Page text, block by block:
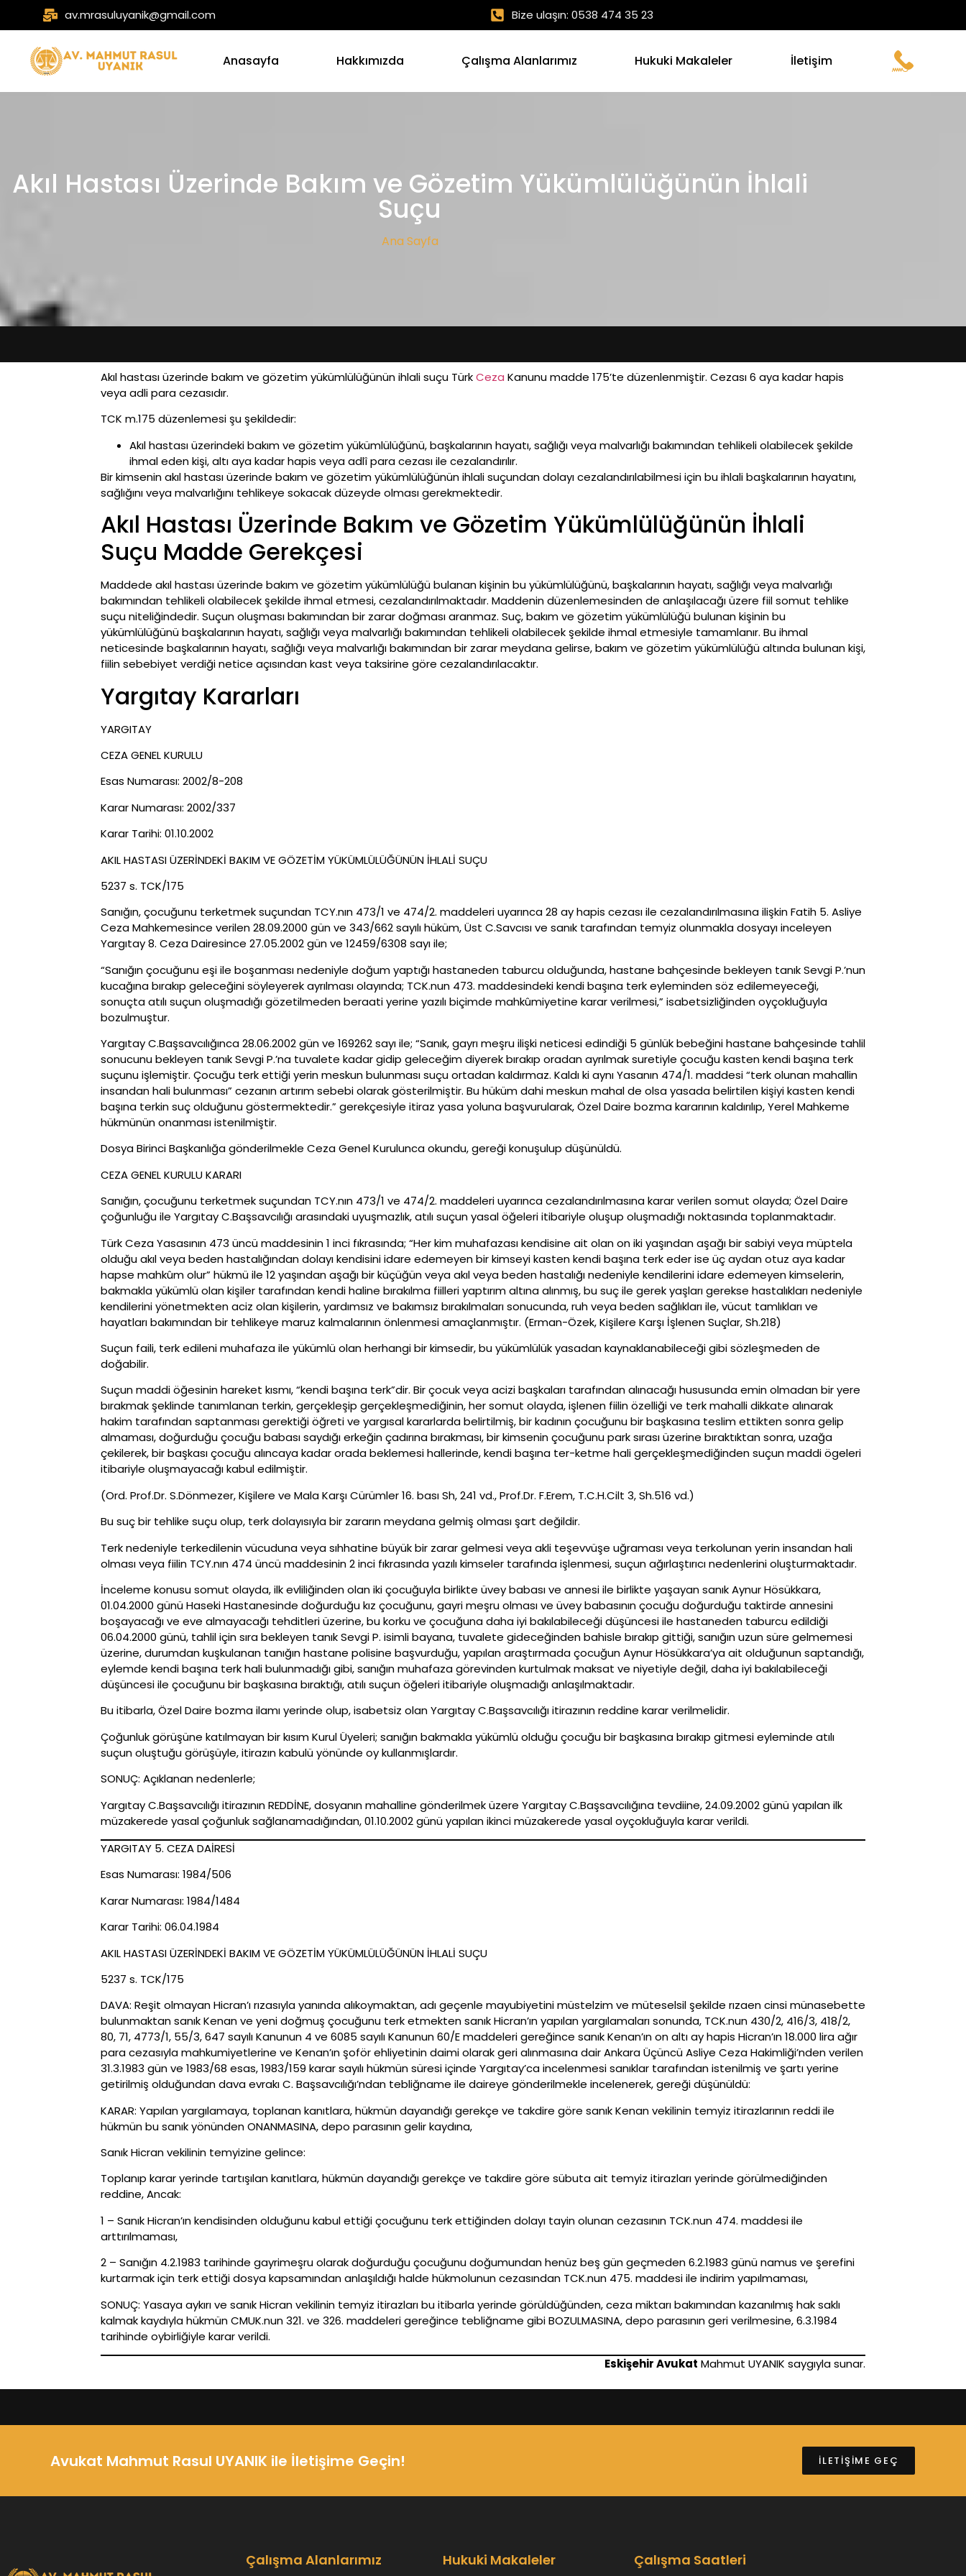
av.mrasuluyanik@gmail.com Bize ulaşın: 0538 474 35 23
Anasayfa Hakkımızda Çalışma Alanlarımız Hukuki Makaleler İletişim
Akıl Hastası Üzerinde Bakım ve Gözetim Yükümlülüğünün İhlali
Suçu
Ana Sayfa
Akıl hastası üzerinde bakım ve gözetim yükümlülüğünün ihlali suçu TürkCeza Kanunu madde 175’te düzenlenmiştir. Cezası 6 aya kadar hapis
veya adli para cezasıdır.
TCK m.175 düzenlemesi şu şekildedir:
Akıl hastası üzerindeki bakım ve gözetim yükümlülüğünü, başkalarının hayatı, sağlığı veya malvarlığı bakımından tehlikeli olabilecek şekilde
ihmal eden kişi, altı aya kadar hapis veya adlî para cezası ile cezalandırılır.
Bir kimsenin akıl hastası üzerinde bakım ve gözetim yükümlülüğünün ihlali suçundan dolayı cezalandırılabilmesi için bu ihlali başkalarının hayatını,
sağlığını veya malvarlığını tehlikeye sokacak düzeyde olması gerekmektedir.
Akıl Hastası Üzerinde Bakım ve Gözetim Yükümlülüğünün İhlali
Suçu Madde Gerekçesi
Maddede akıl hastası üzerinde bakım ve gözetim yükümlülüğü bulanan kişinin bu yükümlülüğünü, başkalarının hayatı, sağlığı veya malvarlığı
bakımından tehlikeli olabilecek şekilde ihmal etmesi, cezalandırılmaktadır. Maddenin düzenlemesinden de anlaşılacağı üzere fiil somut tehlike
suçu niteliğindedir. Suçun oluşması bakımından bir zarar doğması aranmaz. Suç, bakım ve gözetim yükümlülüğü bulunan kişinin bu
yükümlülüğünü başkalarının hayatı, sağlığı veya malvarlığı bakımından tehlikeli olabilecek şekilde ihmal etmesiyle tamamlanır. Bu ihmal
neticesinde başkalarının hayatı, sağlığı veya malvarlığı bakımından bir zarar meydana gelirse, bakım ve gözetim yükümlülüğü altında bulunan kişi,
fiilin sebebiyet verdiği netice açısından kast veya taksirine göre cezalandırılacaktır.
Yargıtay Kararları
YARGITAY
CEZA GENEL KURULU
Esas Numarası: 2002/8-208
Karar Numarası: 2002/337
Karar Tarihi: 01.10.2002
AKIL HASTASI ÜZERİNDEKİ BAKIM VE GÖZETİM YÜKÜMLÜLÜĞÜNÜN İHLALİ SUÇU
5237 s. TCK/175
Sanığın, çocuğunu terketmek suçundan TCY.nın 473/1 ve 474/2. maddeleri uyarınca 28 ay hapis cezası ile cezalandırılmasına ilişkin Fatih 5. Asliye
Ceza Mahkemesince verilen 28.09.2000 gün ve 343/662 sayılı hüküm, Üst C.Savcısı ve sanık tarafından temyiz olunmakla dosyayı inceleyen
Yargıtay 8. Ceza Dairesince 27.05.2002 gün ve 12459/6308 sayı ile;
“Sanığın çocuğunu eşi ile boşanması nedeniyle doğum yaptığı hastaneden taburcu olduğunda, hastane bahçesinde bekleyen tanık Sevgi P.’nun
kucağına bırakıp geleceğini söyleyerek ayrılması olayında; TCK.nun 473. maddesindeki kendi başına terk eyleminden söz edilemeyeceği,
sonuçta atılı suçun oluşmadığı gözetilmeden beraati yerine yazılı biçimde mahkûmiyetine karar verilmesi,” isabetsizliğinden oyçokluğuyla
bozulmuştur.
Yargıtay C.Başsavcılığınca 28.06.2002 gün ve 169262 sayı ile; “Sanık, gayrı meşru ilişki neticesi edindiği 5 günlük bebeğini hastane bahçesinde tahlil
sonucunu bekleyen tanık Sevgi P.’na tuvalete kadar gidip geleceğim diyerek bırakıp oradan ayrılmak suretiyle çocuğu kasten kendi başına terk
suçunu işlemiştir. Çocuğu terk ettiği yerin meskun bulunması suçu ortadan kaldırmaz. Kaldı ki aynı Yasanın 474/1. maddesi “terk olunan mahallin
insandan hali bulunması” cezanın artırım sebebi olarak gösterilmiştir. Bu hüküm dahi meskun mahal de olsa yasada belirtilen kişiyi kasten kendi
başına terkin suç olduğunu göstermektedir.” gerekçesiyle itiraz yasa yoluna başvurularak, Özel Daire bozma kararının kaldırılıp, Yerel Mahkeme
hükmünün onanması istenilmiştir.
Dosya Birinci Başkanlığa gönderilmekle Ceza Genel Kurulunca okundu, gereği konuşulup düşünüldü.
CEZA GENEL KURULU KARARI
Sanığın, çocuğunu terketmek suçundan TCY.nın 473/1 ve 474/2. maddeleri uyarınca cezalandırılmasına karar verilen somut olayda; Özel Daire
çoğunluğu ile Yargıtay C.Başsavcılığı arasındaki uyuşmazlık, atılı suçun yasal öğeleri itibariyle oluşup oluşmadığı noktasında toplanmaktadır.
Türk Ceza Yasasının 473 üncü maddesinin 1 inci fıkrasında; “Her kim muhafazası kendisine ait olan on iki yaşından aşağı bir sabiyi veya müptela
olduğu akıl veya beden hastalığından dolayı kendisini idare edemeyen bir kimseyi kasten kendi başına terk eder ise üç aydan otuz aya kadar
hapse mahkûm olur” hükmü ile 12 yaşından aşağı bir küçüğün veya akıl veya beden hastalığı nedeniyle kendilerini idare edemeyen kimselerin,
bakmakla yükümlü olan kişiler tarafından kendi haline bırakılma fiilleri yaptırım altına alınmış, bu suç ile gerek yaşları gerekse hastalıkları nedeniyle
kendilerini yönetmekten aciz olan kişilerin, yardımsız ve bakımsız bırakılmaları sonucunda, ruh veya beden sağlıkları ile, vücut tamlıkları ve
hayatları bakımından bir tehlikeye maruz kalmalarının önlenmesi amaçlanmıştır. (Erman-Özek, Kişilere Karşı İşlenen Suçlar, Sh.218)
Suçun faili, terk edileni muhafaza ile yükümlü olan herhangi bir kimsedir, bu yükümlülük yasadan kaynaklanabileceği gibi sözleşmeden de
doğabilir.
Suçun maddi öğesinin hareket kısmı, “kendi başına terk”dir. Bir çocuk veya acizi başkaları tarafından alınacağı hususunda emin olmadan bir yere
bırakmak şeklinde tanımlanan terkin, gerçekleşip gerçekleşmediğinin, her somut olayda, işlenen fiilin özelliği ve terk mahalli dikkate alınarak
hakim tarafından saptanması gerektiği öğreti ve yargısal kararlarda belirtilmiş, bir kadının çocuğunu bir başkasına teslim ettikten sonra gelip
almaması, doğurduğu çocuğu babası saydığı erkeğin çadırına bırakması, bir kimsenin çocuğunu park sırası üzerine bıraktıktan sonra, uzağa
çekilerek, bir başkası çocuğu alıncaya kadar orada beklemesi hallerinde, kendi başına ter-ketme hali gerçekleşmediğinden suçun maddi ögeleri
itibariyle oluşmayacağı kabul edilmiştir.
(Ord. Prof.Dr. S.Dönmezer, Kişilere ve Mala Karşı Cürümler 16. bası Sh, 241 vd., Prof.Dr. F.Erem, T.C.H.Cilt 3, Sh.516 vd.)
Bu suç bir tehlike suçu olup, terk dolayısıyla bir zararın meydana gelmiş olması şart değildir.
Terk nedeniyle terkedilenin vücuduna veya sıhhatine büyük bir zarar gelmesi veya akli teşevvüşe uğraması veya terkolunan yerin insandan hali
olması veya fiilin TCY.nın 474 üncü maddesinin 2 inci fıkrasında yazılı kimseler tarafında işlenmesi, suçun ağırlaştırıcı nedenlerini oluşturmaktadır.
İnceleme konusu somut olayda, ilk evliliğinden olan iki çocuğuyla birlikte üvey babası ve annesi ile birlikte yaşayan sanık Aynur Hösükkara,
01.04.2000 günü Haseki Hastanesinde doğurduğu kız çocuğunu, gayri meşru olması ve üvey babasının çocuğu doğurduğu taktirde annesini
boşayacağı ve eve almayacağı tehditleri üzerine, bu korku ve çocuğuna daha iyi bakılabileceği düşüncesi ile hastaneden taburcu edildiği
06.04.2000 günü, tahlil için sıra bekleyen tanık Sevgi P. isimli bayana, tuvalete gideceğinden bahisle bırakıp gittiği, sanığın uzun süre gelmemesi
üzerine, durumdan kuşkulanan tanığın hastane polisine başvurduğu, yapılan araştırmada çocuğun Aynur Hösükkara’ya ait olduğunun saptandığı,
eylemde kendi başına terk hali bulunmadığı gibi, sanığın muhafaza görevinden kurtulmak maksat ve niyetiyle değil, daha iyi bakılabileceği
düşüncesi ile çocuğunu bir başkasına bıraktığı, atılı suçun öğeleri itibariyle oluşmadığı anlaşılmaktadır.
Bu itibarla, Özel Daire bozma ilamı yerinde olup, isabetsiz olan Yargıtay C.Başsavcılığı itirazının reddine karar verilmelidir.
Çoğunluk görüşüne katılmayan bir kısım Kurul Üyeleri; sanığın bakmakla yükümlü olduğu çocuğu bir başkasına bırakıp gitmesi eyleminde atılı
suçun oluştuğu görüşüyle, itirazın kabulü yönünde oy kullanmışlardır.
SONUÇ: Açıklanan nedenlerle;
Yargıtay C.Başsavcılığı itirazının REDDİNE, dosyanın mahalline gönderilmek üzere Yargıtay C.Başsavcılığına tevdiine, 24.09.2002 günü yapılan ilk
müzakerede yasal çoğunluk sağlanamadığından, 01.10.2002 günü yapılan ikinci müzakerede yasal oyçokluğuyla karar verildi.
YARGITAY 5. CEZA DAİRESİ
Esas Numarası: 1984/506
Karar Numarası: 1984/1484
Karar Tarihi: 06.04.1984
AKIL HASTASI ÜZERİNDEKİ BAKIM VE GÖZETİM YÜKÜMLÜLÜĞÜNÜN İHLALİ SUÇU
5237 s. TCK/175
DAVA: Reşit olmayan Hicran’ı rızasıyla yanında alıkoymaktan, adı geçenle mayubiyetini müstelzim ve müteselsil şekilde rızaen cinsi münasebette
bulunmaktan sanık Kenan ve yeni doğmuş çocuğunu terk etmekten sanık Hicran’ın yapılan yargılamaları sonunda, TCK.nun 430/2, 416/3, 418/2,
80, 71, 4773/1, 55/3, 647 sayılı Kanunun 4 ve 6085 sayılı Kanunun 60/E maddeleri gereğince sanık Kenan’ın on altı ay hapis Hicran’ın 18.000 lira ağır
para cezasıyla mahkumiyetlerine ve Kenan’ın şoför ehliyetinin daimi olarak geri alınmasına dair Ankara Üçüncü Asliye Ceza Hakimliği’nden verilen
31.3.1983 gün ve 1983/68 esas, 1983/159 karar sayılı hükmün süresi içinde Yargıtay’ca incelenmesi sanıklar tarafından istenilmiş ve şartı yerine
getirilmiş olduğundan dava evrakı C. Başsavcılığı’ndan tebliğname ile daireye gönderilmekle incelenerek, gereği düşünüldü:
KARAR: Yapılan yargılamaya, toplanan kanıtlara, hükmün dayandığı gerekçe ve takdire göre sanık Kenan vekilinin temyiz itirazlarının reddi ile
hükmün bu sanık yönünden ONANMASINA, depo parasının gelir kaydına,
Sanık Hicran vekilinin temyizine gelince:
Toplanıp karar yerinde tartışılan kanıtlara, hükmün dayandığı gerekçe ve takdire göre sübuta ait temyiz itirazları yerinde görülmediğinden
reddine, Ancak:
1 – Sanık Hicran’ın kendisinden olduğunu kabul ettiği çocuğunu terk ettiğinden dolayı tayin olunan cezasının TCK.nun 474. maddesi ile
arttırılmaması,
2 – Sanığın 4.2.1983 tarihinde gayrimeşru olarak doğurduğu çocuğunu doğumundan henüz beş gün geçmeden 6.2.1983 günü namus ve şerefini
kurtarmak için terk ettiği dosya kapsamından anlaşıldığı halde hükmolunun cezasından TCK.nun 475. maddesi ile indirim yapılmaması,
SONUÇ: Yasaya aykırı ve sanık Hicran vekilinin temyiz itirazları bu itibarla yerinde görüldüğünden, ceza miktarı bakımından kazanılmış hak saklı
kalmak kaydıyla hükmün CMUK.nun 321. ve 326. maddeleri gereğince tebliğname gibi BOZULMASINA, depo parasının geri verilmesine, 6.3.1984
tarihinde oybirliğiyle karar verildi.
Eskişehir Avukat Mahmut UYANIK saygıyla sunar.
Avukat Mahmut Rasul UYANIK ile İletişime Geçin! İLETİŞİME GEÇ
Çalışma Alanlarımız Hukuki Makaleler Çalışma Saatleri